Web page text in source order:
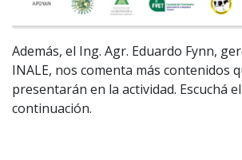
Además, el Ing. Agr. Eduardo Fynn,
INALE, nos comenta más contenidos
presentarán en la actividad. Escuchá
continuación.